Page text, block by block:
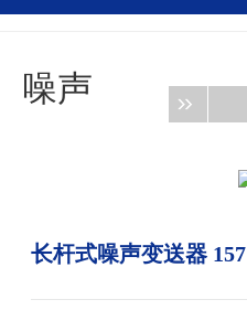
噪声
长杆式噪声变送器 157